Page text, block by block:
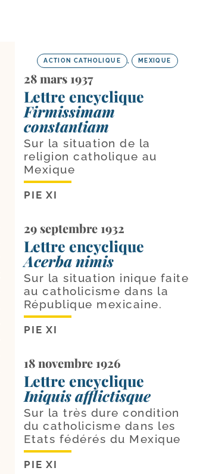
ACTION CATHOLIQUE , MEXIQUE
28 mars 1937
Lettre encyclique
Firmissimam
constantiam
Sur la situation de la
religion catholique au
Mexique
PIE XI
29 septembre 1932
Lettre encyclique
Acerba nimis
Sur la situation inique faite
au catholicisme dans la
République mexicaine.
PIE XI
18 novembre 1926
Lettre encyclique
Iniquis afflictisque
Sur la très dure condition
du catholicisme dans les
Etats fédérés du Mexique
PIE XI